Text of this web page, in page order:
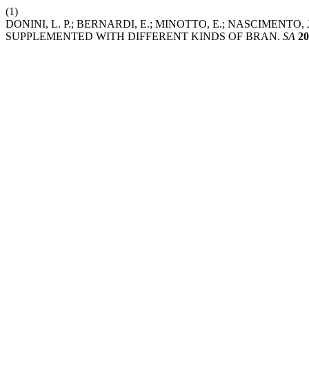
(1)
DONINI, L. P.; BERNARDI, E.; MINOTTO, E.;
SUPPLEMENTED WITH DIFFERENT KINDS OF BRAN. SA